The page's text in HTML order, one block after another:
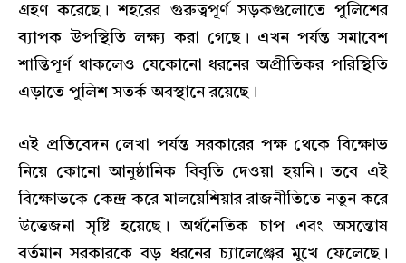
গ্রহণ করেছে। শহরের গুরুত্বপূর্ণ সড়কগুলোতে পুলিশের
ব্যাপক উপস্থিতি লক্ষ্য করা গেছে। এখন পর্যন্ত সমাবেশ
শান্তিপূর্ণ থাকলেও যেকোনো ধরনের অপ্রীতিকর পরিস্থিতি
এড়াতে পুলিশ সতর্ক অবস্থানে রয়েছে।
এই প্রতিবেদন লেখা পর্যন্ত সরকারের পক্ষ থেকে বিক্ষোভ
নিয়ে কোনো আনুষ্ঠানিক বিবৃতি দেওয়া হয়নি। তবে এই
বিক্ষোভকে কেন্দ্র করে মালয়েশিয়ার রাজনীতিতে নতুন করে
উত্তেজনা সৃষ্টি হয়েছে। অর্থনৈতিক চাপ এবং অসন্তোষ
বর্তমান সরকারকে বড় ধরনের চ্যালেঞ্জের মুখে ফেলেছে।